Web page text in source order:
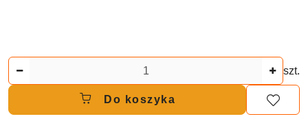
szt.
Do koszyka